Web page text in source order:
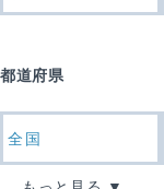
都道府県
全国